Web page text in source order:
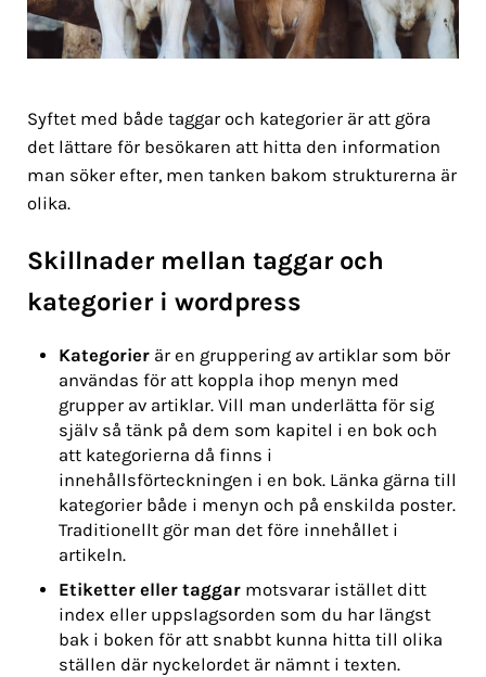
Syftet med både taggar och kategorier är att göra
det lättare för besökaren att hitta den information
man söker efter, men tanken bakom strukturerna är
olika.
Skillnader mellan taggar och
kategorieri wordpress
Kategorier är en gruppering av artiklar som bör
användas för att koppla ihop menyn med
grupper av artiklar. Vill man underlätta för sig
själv så tänk på dem som kapitel i en bok och
att kategorierna då finns i
innehållsförteckningen i en bok. Länka gärna till
kategorier både i menyn och på enskilda poster.
Traditionellt gör man det före innehållet i
artikeln.
Etiketter eller taggar motsvarar istället ditt
index eller uppslagsorden som du har längst
bak i boken för att snabbt kunna hitta till olika
ställen där nyckelordet är nämnt i texten.